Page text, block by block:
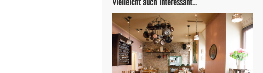
Vielleicht auch interessant…